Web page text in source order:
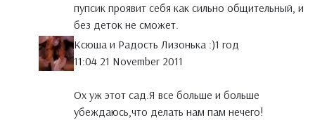
пупсик проявит себя как сильно общительный, и
без деток не сможет.
Ксюша и Радость Лизонька :)1 год
11:04 21 November 2011
Ох уж этот сад.Я все больше и больше
убеждаюсь,что делать нам пам нечего!